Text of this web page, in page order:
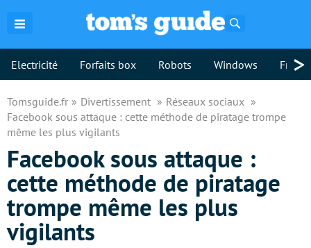
Electricité Forfaits box Robots Windows >
Tomsguide.fr Divertissement
Réseaux sociaux
Facebook sous attaque : cette méthode de piratage trompe
même les plus vigilants
Facebook sous attaque :
cette méthode de piratage
trompe même les plus
vigilants